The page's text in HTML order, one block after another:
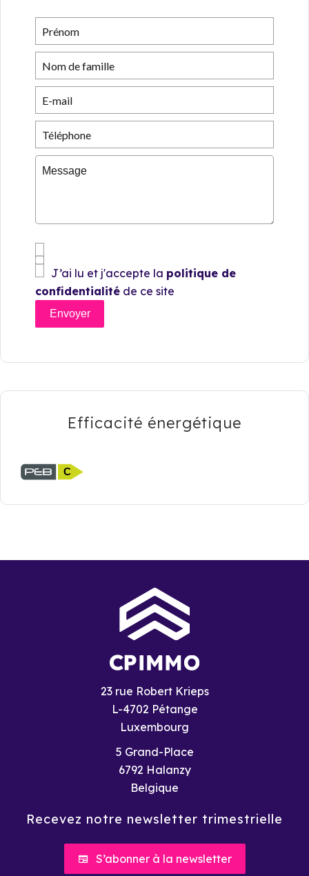
J’ai lu et j'accepte la politique de
confidentialité de ce site
Envoyer
Efficacité énergétique
C
23 rue Robert Krieps
L-4702 Pétange
Luxembourg
5 Grand-Place
6792 Halanzy
Belgique
Recevez notre newsletter trimestrielle
S’abonner à la newsletter